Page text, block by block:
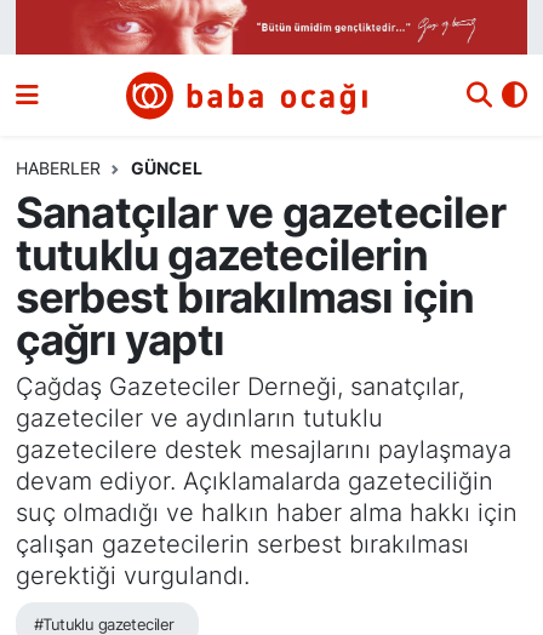
HABERLER GÜNCEL
Sanatçılar ve gazeteciler
tutuklu gazetecilerin
serbest bırakılması için
çağrı yaptı
Çağdaş Gazeteciler Derneği, sanatçılar,
gazeteciler ve aydınların tutuklu
gazetecilere destek mesajlarını paylaşmaya
devam ediyor. Açıklamalarda gazeteciliğin
suç olmadığı ve halkın haber alma hakkı için
çalışan gazetecilerin serbest bırakılması
gerektiği vurgulandı.
#Tutuklu gazeteciler
Siyaset
Ekonomi
Dünya
Kültür ve Sanat
Eğitim
Bilim ve Teknoloji
Yazı Dizisi
Nöbetçi Eczaneler
Hava Durumu
Namaz Vakitleri
Trafik Durumu
Süper Lig Puan Durumu ve Fikstür
Tüm Manşetler
Son Dakika Haberleri
Haber Arşivi